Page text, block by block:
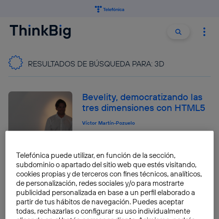
Buscar
RESULTADOS DE BÚSQUEDA PARA:3D
Bevelity, democratizando las
tres dimensiones con HTML5
Víctor Martín-Pozuelo
Recreando físicas reales en
un videojuego
Víctor Martín-Pozuelo
Telefónica puede utilizar, en función de la sección,
subdominio o apartado del sitio web que estés visitando,
cookies propias y de terceros con fines técnicos, analíticos,
de personalización, redes sociales y/o para mostrarte
publicidad personalizada en base a un perfil elaborado a
partir de tus hábitos de navegación. Puedes aceptar
todas, rechazarlas o configurar su uso individualmente